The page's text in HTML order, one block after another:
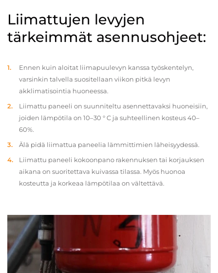
Liimattujen levyjen
tärkeimmät asennusohjeet:
Ennen kuin aloitat liimapuulevyn kanssa työskentelyn,
varsinkin talvella suositellaan viikon pitkä levyn
akklimatisointia huoneessa.
Liimattu paneeli on suunniteltu asennettavaksi huoneisiin,
joiden lämpötila on 10–30 ° C ja suhteellinen kosteus 40–
60%.
Älä pidä liimattua paneelia lämmittimien läheisyydessä.
Liimattu paneeli kokoonpano rakennuksen tai korjauksen
aikana on suoritettava kuivassa tilassa. Myös huonoa
kosteutta ja korkeaa lämpötilaa on vältettävä.